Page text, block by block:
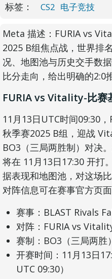
标签： CS2 电子竞技
Meta 描述：FURIA vs
2025 B组焦点战，世界排
况、地图池与历史交手数
比分走向，给出明确的2:0
FURIA vs Vitality-比赛
11月13日UTC时间09:30
秋季赛2025 B组，迎战
BO3（三局两胜制）对决
将在 11月13日17:30 开打
据表现和地图池，对这场
对阵信息可在赛事官方页面
赛事：BLAST Rivals
对阵：FURIA vs
赛制：BO3（三局两胜）
开赛时间：11月13日
UTC 09:30）